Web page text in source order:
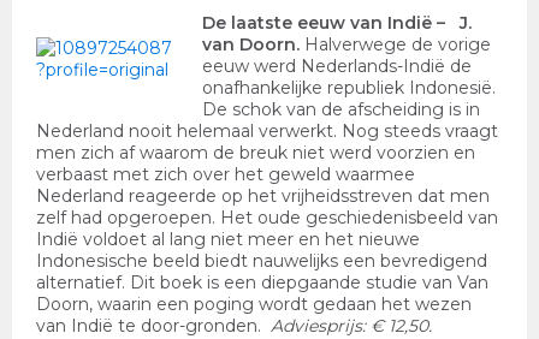
De laatste eeuw van Indië – J.
van Doorn. Halverwege de vorige
eeuw werd Nederlands-Indië de
onafhankelijke republiek Indonesië.
De schok van de afscheiding is in
Nederland nooit helemaal verwerkt. Nog steeds vraagt
men zich af waarom de breuk niet werd voorzien en
verbaast met zich over het geweld waarmee
Nederland reageerde op het vrijheidsstreven dat men
zelf had opgeroepen. Het oude geschiedenisbeeld van
Indië voldoet al lang niet meer en het nieuwe
Indonesische beeld biedt nauwelijks een bevredigend
alternatief. Dit boek is een diepgaande studie van Van
Doorn, waarin een poging wordt gedaan het wezen
van Indië te door-gronden. Adviesprijs: € 12,50.